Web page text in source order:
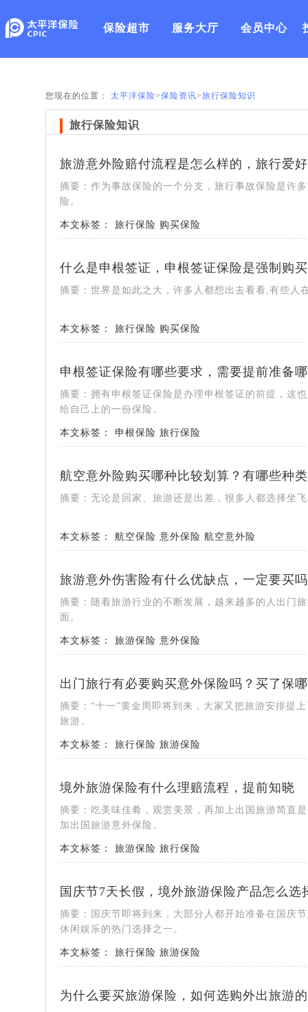
保险超市 服务大厅 会员中心
您现在的位置： 太平洋保险>保险资讯>旅行保险知识
旅行保险知识
旅游意外险赔付流程是怎么样的，旅行爱
摘要：作为事故保险的一个分支，旅行事故保险是许
险。
本文标签： 旅行保险 购买保险
什么是申根签证，申根签证保险是强制购
摘要：世界是如此之大，许多人都想出去看看,有些人
本文标签： 旅行保险 购买保险
申根签证保险有哪些要求，需要提前准备
摘要：拥有申根签证保险是办理申根签证的前提，这
给自己上的一份保险。
本文标签： 申根保险 旅行保险
航空意外险购买哪种比较划算？有哪些种
摘要：无论是回家、旅游还是出差，很多人都选择坐
本文标签： 航空保险 意外保险 航空意外险
旅游意外伤害险有什么优缺点，一定要买吗
摘要：随着旅游行业的不断发展，越来越多的人出门
面。
本文标签： 旅游保险 意外保险
出门旅行有必要购买意外保险吗？买了保
摘要：“十一”黄金周即将到来，大家又把旅游安排提
旅游。
本文标签： 旅行保险 旅游保险
境外旅游保险有什么理赔流程，提前知晓
摘要：吃美味佳肴，观赏美景，再加上出国旅游简直
加出国旅游意外保险。
本文标签： 旅游保险 旅行保险
国庆节7天长假，境外旅游保险产品怎么选
摘要：国庆节即将到来，大部分人都开始准备在国庆
休闲娱乐的热门选择之一。
本文标签： 旅行保险 旅游保险
为什么要买旅游保险，如何选购外出旅游